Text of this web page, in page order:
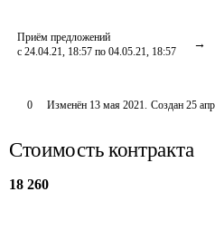
Приём предложений
с 24.04.21, 18:57 по 04.05.21, 18:57
0 Изменён 13 мая 2021. Создан 25
Стоимость контракта
18 260